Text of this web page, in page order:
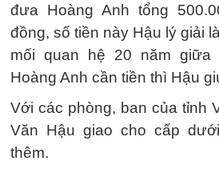
đưa Hoàng Anh tổng
đồng, số tiền này Hậu lý giải
mối quan hệ 20 năm
Hoàng Anh cần tiền thì Hậu
Với các phòng, ban của tỉnh
Văn Hậu giao cho cấp
thêm.